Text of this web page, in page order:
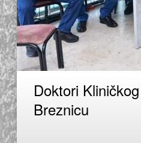
Doktori
Breznicu